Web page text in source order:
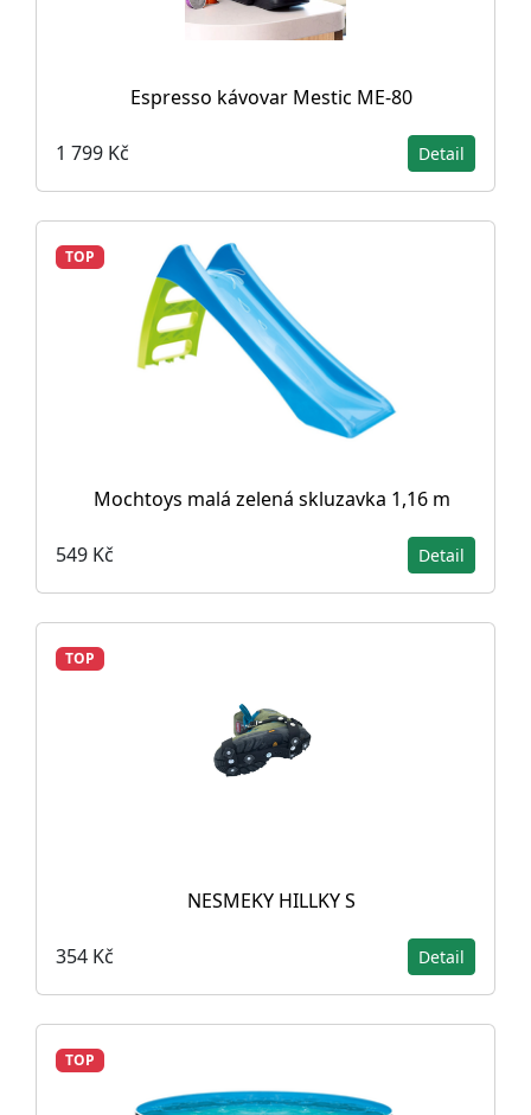
Espresso kávovar Mestic ME-80
1 799 Kč Detail
TOP
Mochtoys malá zelená skluzavka 1,16 m
549 Kč Detail
TOP
NESMEKY HILLKY S
354 Kč Detail
TOP